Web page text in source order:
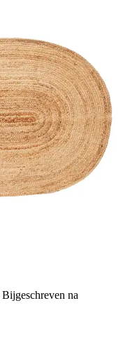
Bijgeschreven na